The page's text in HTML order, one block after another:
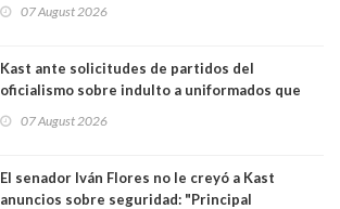
democracia” y "defendemos la alternancia en el
07 August 2026
Kast ante solicitudes de partidos del
oficialismo sobre indulto a uniformados que
07 August 2026
El senador Iván Flores no le creyó a Kast
anuncios sobre seguridad: "Principal